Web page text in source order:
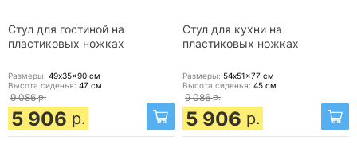
Стул для гостиной на
пластиковых ножках
Размеры: 49x35x90 см
Высота сиденья: 47 см
9 086 р.
5 906 р.
Стул для кухни на
пластиковых ножках
Размеры: 54x51x77 см
Высота сиденья: 45 см
9 086 р.
5 906 р.